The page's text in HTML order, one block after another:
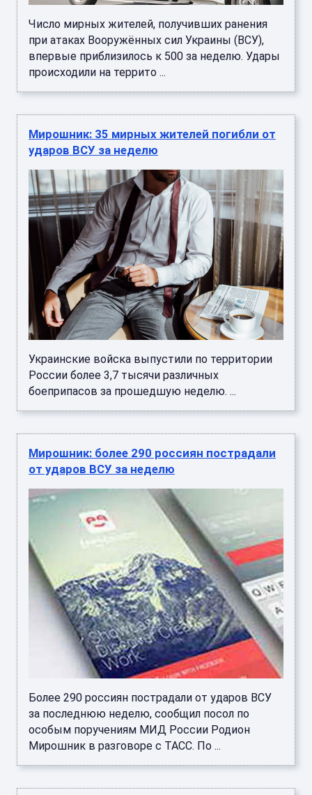
Число мирных жителей, получивших ранения
при атаках Вооружённых сил Украины (ВСУ),
впервые приблизилось к 500 за неделю. Удары
происходили на террито ...
Мирошник: 35 мирных жителей погибли от
ударов ВСУ за неделю
Украинские войска выпустили по территории
России более 3,7 тысячи различных
боеприпасов за прошедшую неделю. ...
Мирошник: более 290 россиян пострадали
от ударов ВСУ за неделю
Более 290 россиян пострадали от ударов ВСУ
за последнюю неделю, сообщил посол по
особым поручениям МИД России Родион
Мирошник в разговоре с ТАСС. По ...